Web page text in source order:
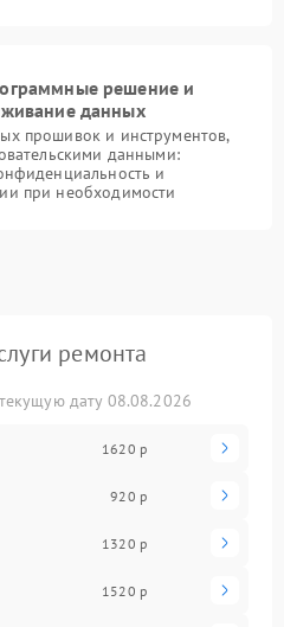
решение и
данных
прошивок и инструментов,
данными:
и
при необходимости
ремонта
дату 08.08.2026
1620 р
920 р
1320 р
1520 р